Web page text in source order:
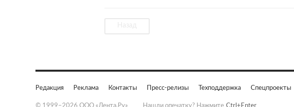
Редакция Реклама Контакты Пресс-релизы Техподдержка Спецпроекты